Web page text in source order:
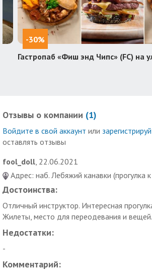
-30%
Гастропаб «Фиш энд Чипс» (FC) на
Отзывы о компании (1)
Войдите в свой аккаунт или
оставлять отзывы
fool_doll , 22.06.2021
Адрес: наб. Лебяжий канавки (прогулка
Достоинства:
Отличный инструктор. Интересная
Жилеты, место для переодевания и вещей.
Недостатки:
-
Комментарий: